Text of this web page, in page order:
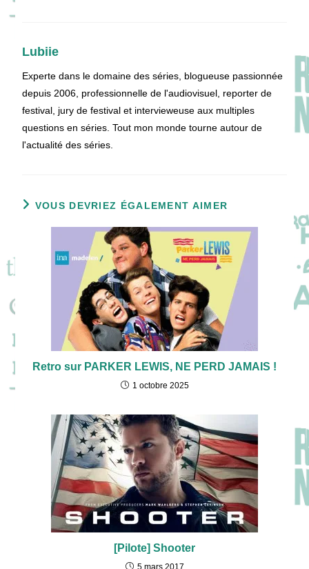
Lubiie
Experte dans le domaine des séries, blogueuse passionnée
depuis 2006, professionnelle de l'audiovisuel, reporter de
festival, jury de festival et intervieweuse aux multiples
questions en séries. Tout mon monde tourne autour de
l'actualité des séries.
VOUS DEVRIEZ ÉGALEMENT AIMER
Retro sur PARKER LEWIS, NE PERD JAMAIS !
1 octobre 2025
[Pilote] Shooter
5 mars 2017